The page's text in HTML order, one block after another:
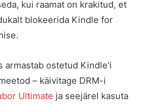
kui raamat on krakitud, et
blokeerida Kindle for
armastab ostetud Kindle'i
– käivitage DRM-i
Ultimate ja seejärel kasuta